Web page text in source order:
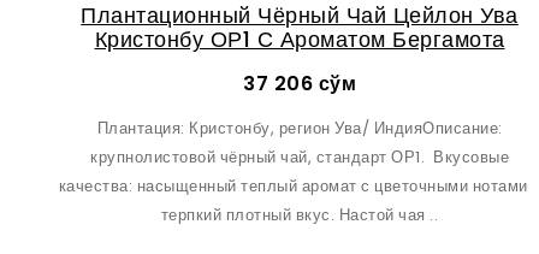
Плантационный Чёрный Чай Цейлон Ува
Кристонбу ОР1 С Ароматом Бергамота
37 206 сўм
Плантация: Кристонбу, регион Ува/ ИндияОписание:
крупнолистовой чёрный чай, стандарт ОР1. Вкусовые
качества: насыщенный теплый аромат с цветочными нотами
терпкий плотный вкус. Настой чая ..